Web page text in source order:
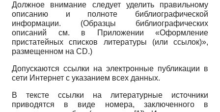
Должное внимание следует уделить правильному
описанию и полноте библиографической
информации. (Образцы библиографических
описаний см. в Приложении «Оформление
пристатейных списков литературы (или ссылок)»,
размещенном на CD.)
Допускаются ссылки на электронные публикации в
сети Интернет с указанием всех данных.
В тексте ссылки на литературные источники
приводятся в виде номера, заключенного в